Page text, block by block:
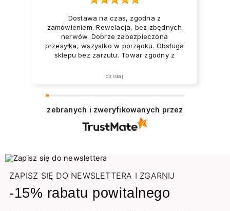
Dostawa na czas, zgodna z
zamówieniem. Rewelacja, bez zbędnych
nerwów. Dobrze zabezpieczona
przesyłka, wszystko w porządku. Obsługa
sklepu bez zarzutu. Towar zgodny z
została zrealizowana ekspresowo.
dzisiaj
zebranych i zweryfikowanych przez
ZAPISZ SIĘ DO NEWSLETTERA I ZGARNIJ
-15% rabatu powitalnego